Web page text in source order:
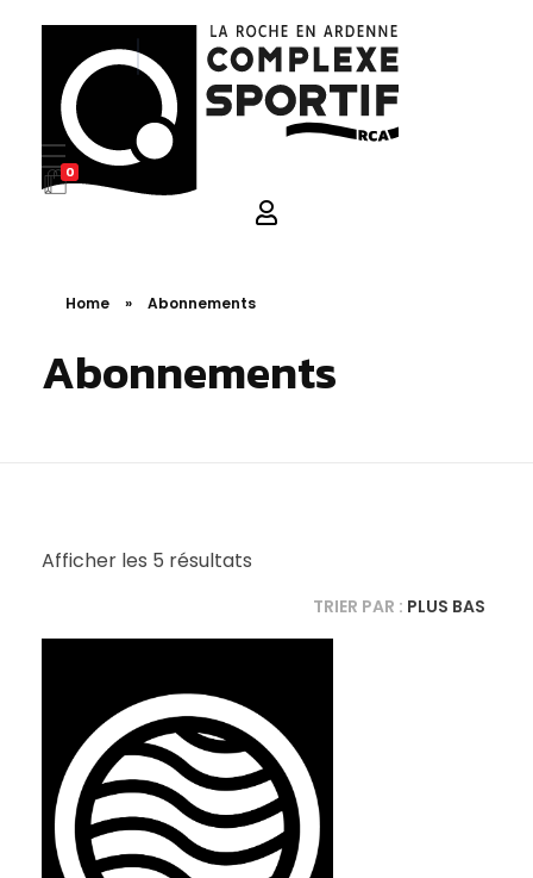
0
Home » Abonnements
Abonnements
Afficher les 5 résultats
TRIER PAR : PLUS BAS